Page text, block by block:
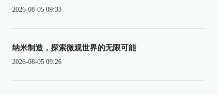
2026-08-05 09:33
纳米制造，探索微观世界的无限可能
2026-08-05 09:26